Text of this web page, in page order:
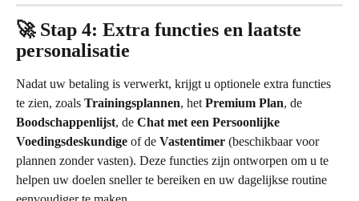
🚀 Stap 4: Extra functies en laatste
personalisatie
Nadat uw betaling is verwerkt, krijgt u optionele extra functies
te zien, zoals Trainingsplannen, het Premium Plan, de
Boodschappenlijst, de Chat met een Persoonlijke
Voedingsdeskundige of de Vastentimer (beschikbaar voor
plannen zonder vasten). Deze functies zijn ontworpen om u te
helpen uw doelen sneller te bereiken en uw dagelijkse routine